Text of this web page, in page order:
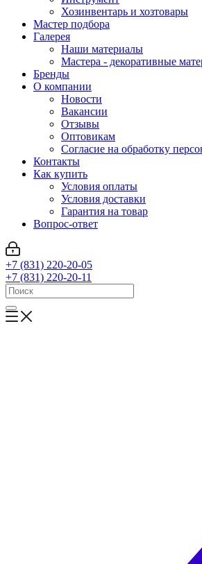
Хозинвентарь и хозтовары
Мастер подбора
Галерея
Наши материалы
Мастера - декоративные
Бренды
О компании
Новости
Вакансии
Отзывы
Оптовикам
Cогласие на обработку
Контакты
Как купить
Условия оплаты
Условия доставки
Гарантия на товар
Вопрос-ответ
+7 (831) 220-20-05
+7 (831) 220-20-11